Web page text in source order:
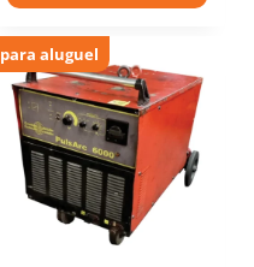
para aluguel